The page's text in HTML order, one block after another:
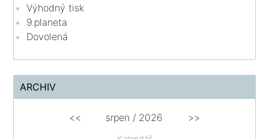
Výhodný tisk
9.planeta
Dovolená
ARCHIV
<< srpen / 2026 >>